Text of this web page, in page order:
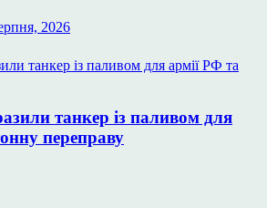
2026
танкер із паливом для
переправу